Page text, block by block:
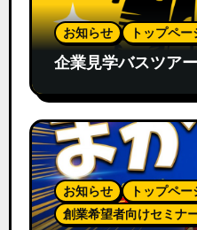
お知らせ トップペ
企業見学バスツアー
お知らせ
トップペ
創業希望者向けセミナ